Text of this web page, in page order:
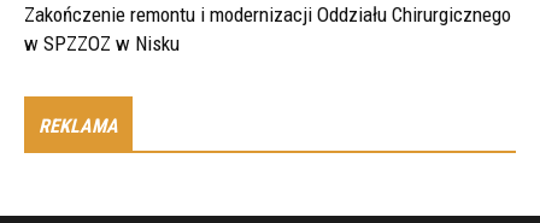
Zakończenie remontu i modernizacji Oddziału Chirurgicznego
w SPZZOZ w Nisku
REKLAMA